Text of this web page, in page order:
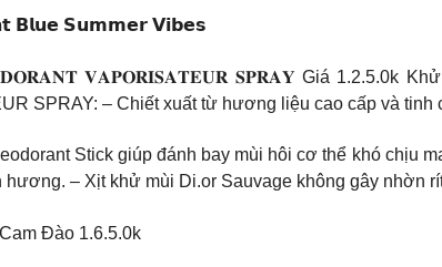
𝗕𝗹𝘂𝗲 𝗦𝘂𝗺𝗺𝗲𝗿 𝗩𝗶𝗯𝗲𝘀
𝐕𝐀𝐏𝐎𝐑𝐈𝐒𝐀𝐓𝐄𝐔𝐑 𝐒𝐏𝐑𝐀𝐘 Giá 1.2.5.0k Khử
SPRAY: – Chiết xuất từ hương liệu cao cấp và
Stick giúp đánh bay mùi hôi cơ thể khó chịu
– Xịt khử mùi Di.or Sauvage không gây nhờn
Đào 1.6.5.0k